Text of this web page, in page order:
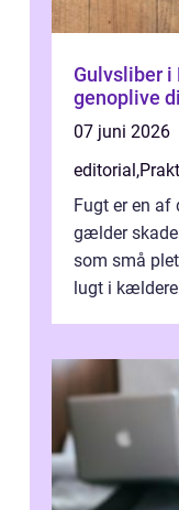
Gulvsliber i
genoplive
07 juni 2026
editorial,
Fugt er en af
gælder
som små
lugt i